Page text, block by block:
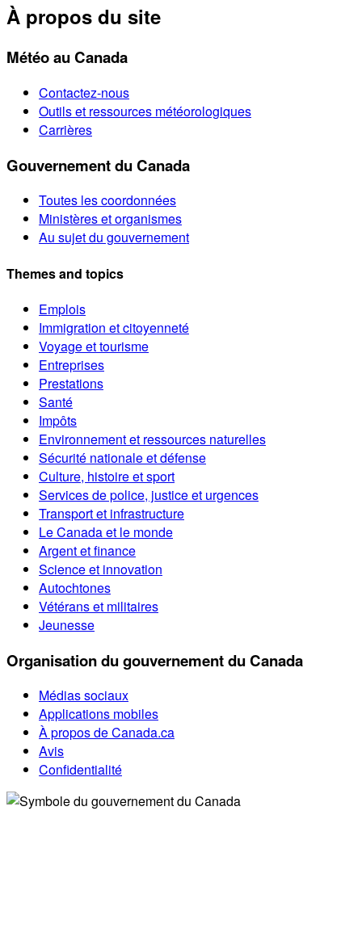
À propos du site
Météo au Canada
Contactez-nous
Outils et ressources météorologiques
Carrières
Gouvernement du Canada
Toutes les coordonnées
Ministères et organismes
Au sujet du gouvernement
Themes and topics
Emplois
Immigration et citoyenneté
Voyage et tourisme
Entreprises
Prestations
Santé
Impôts
Environnement et ressources naturelles
Sécurité nationale et défense
Culture, histoire et sport
Services de police, justice et urgences
Transport et infrastructure
Le Canada et le monde
Argent et finance
Science et innovation
Autochtones
Vétérans et militaires
Jeunesse
Organisation du gouvernement du Canada
Médias sociaux
Applications mobiles
À propos de Canada.ca
Avis
Confidentialité